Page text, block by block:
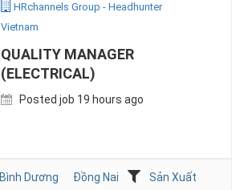
HRchannels Group - Headhunter
Vietnam
QUALITY MANAGER
(ELECTRICAL)
Posted job 19 hours ago
Bình Dương Đồng Nai
Sản Xuất